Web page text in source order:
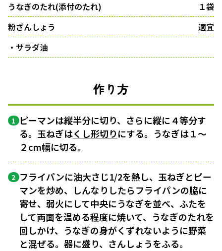
うなぎのたれ(添付のたれ)
１袋
粉ざんしょう
適宜
・サラダ油
作り方
1 ピーマンは縦半分に切り、さらに縦に４等分す
る。玉ねぎはくし形切りにする。うなぎは１〜
２cm幅に切る。
2 フライパンに油大さじ1/2を熱し、玉ねぎとピー
マンを炒め、しんなりしたらフライパンの脇に
寄せ、弱火にして中央にうなぎを並べ、ふたを
して両面を温める程度に焼いて、うなぎのたれを
回しかけ、うなぎの身がくずれないように野菜
と混ぜる。器に盛り、さんしょうをふる。